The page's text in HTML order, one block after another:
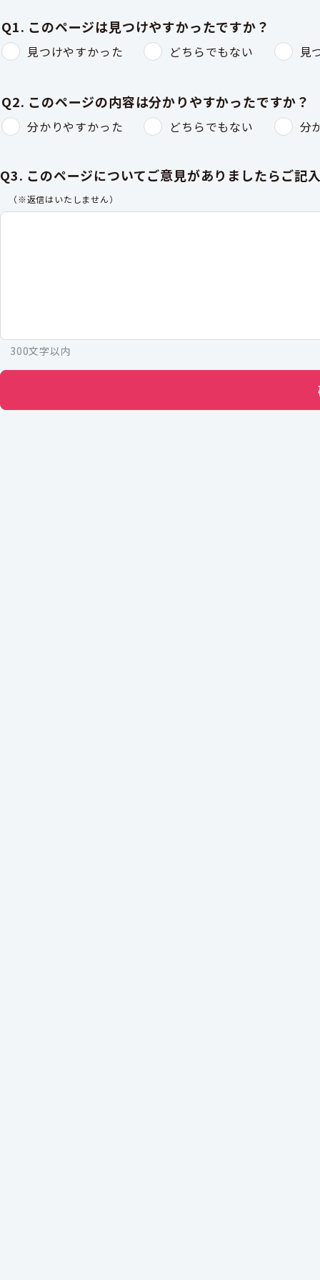
Q1. このページは見つけやすかったですか？
見つけやすかった どちらでもない 見
Q2. このページの内容は分かりやすかったですか？
分かりやすかった どちらでもない 分
Q3. このページについてご意見がありましたらご記
（※返信はいたしません）
300文字以内